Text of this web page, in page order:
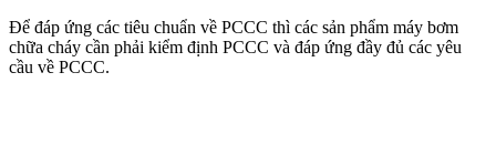
Để đáp ứng các tiêu chuẩn về PCCC thì các sản phẩm máy bơm
chữa cháy cần phải kiểm định PCCC và đáp ứng đầy đủ các yêu
cầu về PCCC.